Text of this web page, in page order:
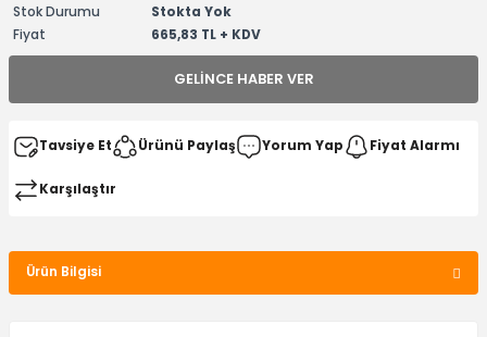
Stok Durumu
Stokta Yok
Fiyat
665,83 TL + KDV
GELINCE HABER VER
Tavsiye Et Ürünü Paylaş Yorum Yap Fiyat Alarmı
Karşılaştır
Ürün Bilgisi